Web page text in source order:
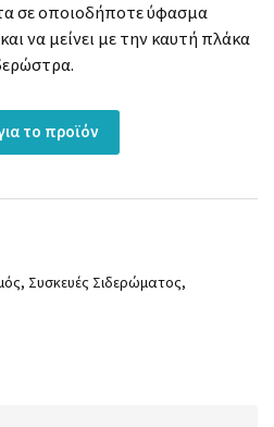
σε οποιοδήποτε ύφασμα
να μείνει με την καυτή πλάκα
το προϊόν
, Συσκευές Σιδερώματος,